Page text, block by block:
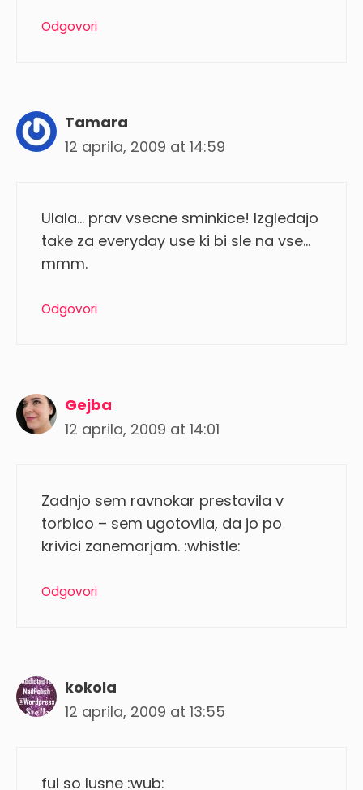
Odgovori
Tamara
12 aprila, 2009 at 14:59
Ulala… prav vsecne sminkice! Izgledajo
take za everyday use ki bi sle na vse…
mmm.
Odgovori
Gejba
12 aprila, 2009 at 14:01
Zadnjo sem ravnokar prestavila v
torbico – sem ugotovila, da jo po
krivici zanemarjam. :whistle:
Odgovori
kokola
12 aprila, 2009 at 13:55
ful so lusne :wub: